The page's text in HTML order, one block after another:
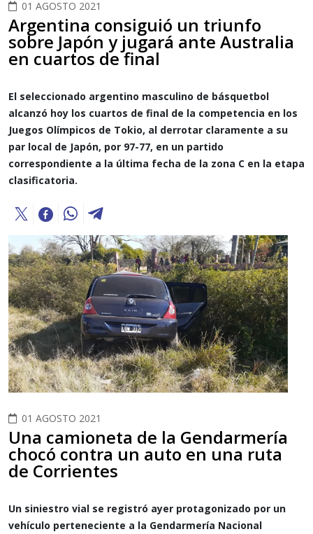
01 AGOSTO 2021
Argentina consiguió un triunfo
sobre Japón y jugará ante Australia
en cuartos de final
El seleccionado argentino masculino de básquetbol
alcanzó hoy los cuartos de final de la competencia en los
Juegos Olímpicos de Tokio, al derrotar claramente a su
par local de Japón, por 97-77, en un partido
correspondiente a la última fecha de la zona C en la etapa
clasificatoria.
01 AGOSTO 2021
Una camioneta de la Gendarmería
chocó contra un auto en una ruta
de Corrientes
Un siniestro vial se registró ayer protagonizado por un
vehículo perteneciente a la Gendarmería Nacional